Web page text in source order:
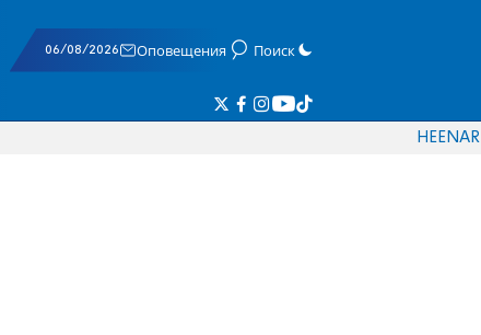
06/08/2026 Оповещения Поиск
HEENAR